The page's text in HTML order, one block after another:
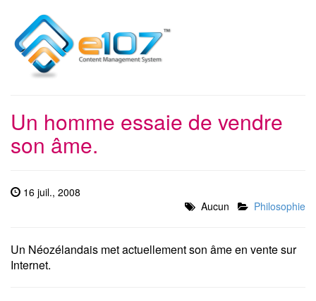
Un homme essaie de vendre
son âme.
16 juil., 2008
Aucun
Philosophie
Un Néozélandais met actuellement son âme en vente sur
Internet.